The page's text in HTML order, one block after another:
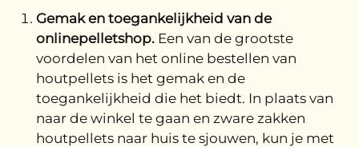
Gemak en toegankelijkheid van de
onlinepelletshop. Een van de grootste
voordelen van het online bestellen van
houtpellets is het gemak en de
toegankelijkheid die het biedt. In plaats van
naar de winkel te gaan en zware zakken
houtpellets naar huis te sjouwen, kun je met